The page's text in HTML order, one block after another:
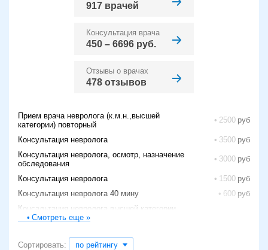
917 врачей
Консультация врача
450 – 6696 руб.
Отзывы о врачах
478 отзывов
Прием врача невролога (к.м.н.,высшей
категории) повторный
2500
Консультация невролога
3500
Консультация невролога, осмотр, назначение
обследования
3000
Консультация невролога
1500
Консультация невролога 40 мину
600
Консальтация невролога высшей категории,
доцента, к.м.н.
амбулаторный
Смотреть еще »
Сортировать: по рейтингу